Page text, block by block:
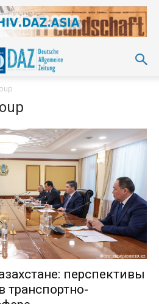
перспективы
транспортно-